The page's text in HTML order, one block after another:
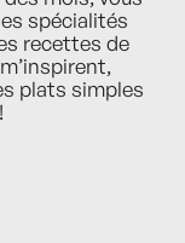
spécialités
recettes de
plats simples